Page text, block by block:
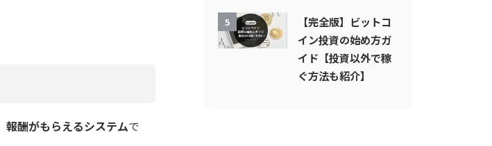
報酬がもらえるシステムで
5
【完全版】ビットコ
イン投資の始め方ガ
イド【投資以外で稼
ぐ方法も紹介】